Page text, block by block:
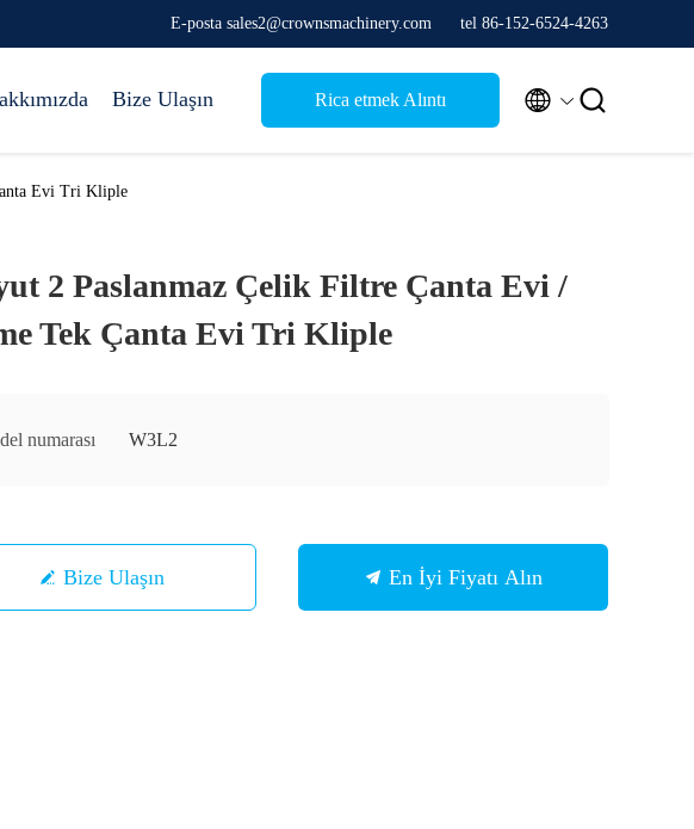
E-posta sales2@crownsmachinery.com tel 86-152-6524-4263
Bize Ulaşın Rica etmek Alıntı  
Evi Tri Kliple
2 Paslanmaz Çelik Filtre Çanta Evi /
Tek Çanta Evi Tri Kliple
numarası W3L2
Bize Ulaşın En İyi Fiyatı Alın